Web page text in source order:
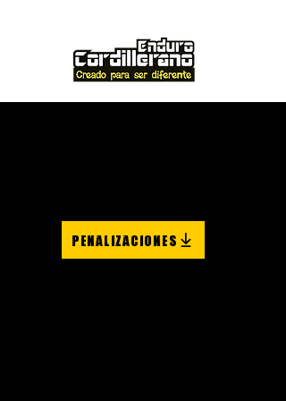
PENALIZACIONES